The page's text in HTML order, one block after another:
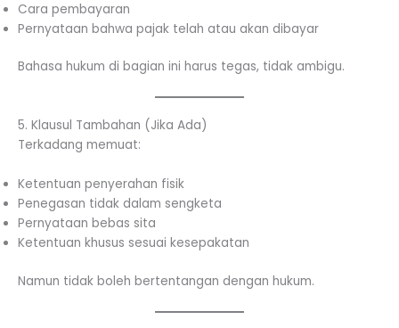
Cara pembayaran
Pernyataan bahwa pajak telah atau akan dibayar
Bahasa hukum di bagian ini harus tegas, tidak ambigu.
5. Klausul Tambahan (Jika Ada)
Terkadang memuat:
Ketentuan penyerahan fisik
Penegasan tidak dalam sengketa
Pernyataan bebas sita
Ketentuan khusus sesuai kesepakatan
Namun tidak boleh bertentangan dengan hukum.